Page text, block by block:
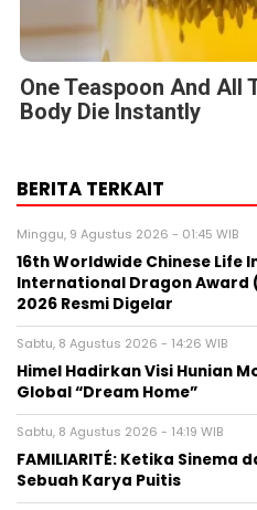
One Teaspoon And All
Body Die Instantly
BERITA TERKAIT
Minggu, 9 Agustus 2026 - 01:45 WIB
16th Worldwide Chinese Life
International Dragon Award
2026 Resmi Digelar
Sabtu, 8 Agustus 2026 - 14:26 WIB
Himel Hadirkan Visi Hunian
Global “Dream Home”
Sabtu, 8 Agustus 2026 - 14:19 WIB
FAMILIARITÉ: Ketika
Sebuah Karya Puitis